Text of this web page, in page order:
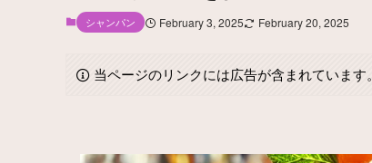
シャンパン February 3, 2025 February 20, 2025
当ページのリンクには広告が含まれています。